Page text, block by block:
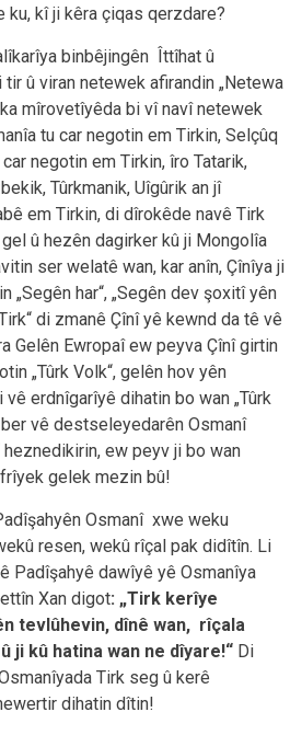
ku, kî ji kêra çiqas qerzdare?
binbêjingên Îttîhat û
tir û viran netewek afirandin „Netewa
mîrovetîyêda bi vî navî netewek
tu car negotin em Tirkin, Selçûq
negotin em Tirkin, îro Tatarik,
Tûrkmanik, Uîgûrik an jî
em Tirkin, di dîrokêde navê Tirk
û hezên dagirker kû ji Mongolîa
ser welatê wan, kar anîn, Çînîya ji
„Segên har“, „Segên dev şoxitî yên
di zmanê Çînî yê kewnd da tê vê
Gelên Ewropaî ew peyva Çînî girtin
„Tûrk Volk“, gelên hov yên
vê erdnîgarîyê dihatin bo wan „Tûrk
ber vê destseleyedarên Osmanî
heznedikirin, ew peyv ji bo wan
gelek mezin bû!
Osmanî xwe weku
resen, wekû rîçal pak didîtîn. Li
Padîşahyê dawîyê yê Osmanîya
Xan digot: „Tirk kerîye
tevlûhevin, dînê wan, rîçala
ji kû hatina wan ne dîyare!“ Di
Tirk seg û kerê
dihatin dîtin!